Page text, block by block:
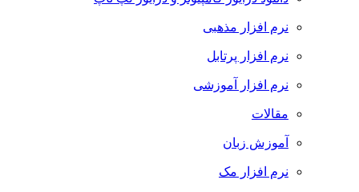
نرم افزار مذهبی
نرم افزار پرتابل
نرم افزار آموزشی
مقالات
آموزش زبان
نرم افزار مک